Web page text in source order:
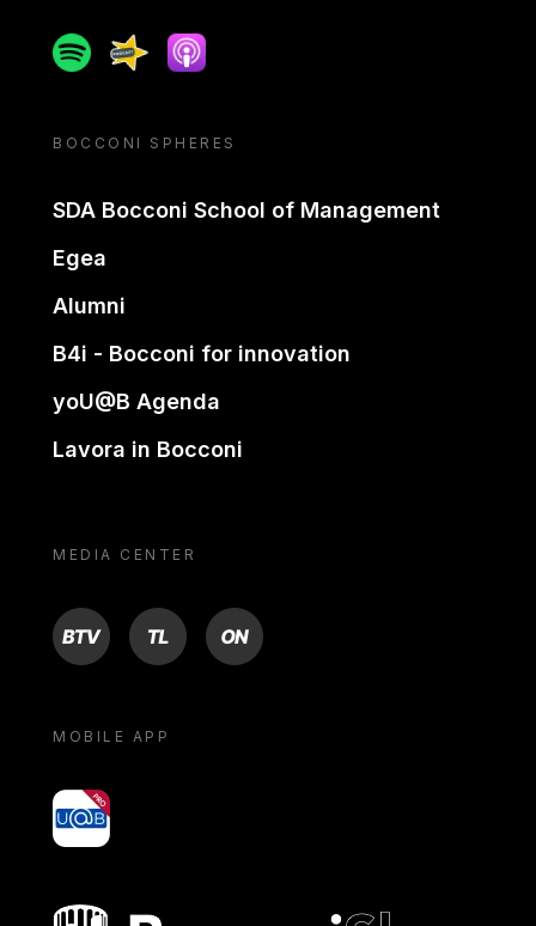
SpotifySpreakerApple podcast
BOCCONI SPHERES
SDA Bocconi School of Management
Egea
Alumni
B4i - Bocconi for innovation
yoU@B Agenda
Lavora in Bocconi
MEDIA CENTER
BTV TL ON
MOBILE APP
yoU@B
Bocconi shop